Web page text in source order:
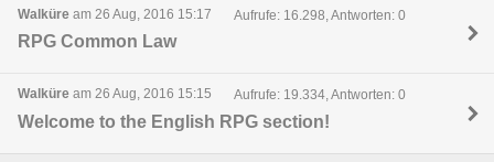
Walküre am 26 Aug, 2016 15:17 Aufrufe: 16.298, Antworten: 0
RPG Common Law
Walküre am 26 Aug, 2016 15:15 Aufrufe: 19.334, Antworten: 0
Welcome to the English RPG section!